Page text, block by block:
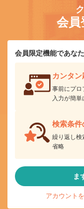
会員
会員限定機能であな
カンタン
事前にプロ
入力が簡単
検索条件
繰り返し検
省略
ま
アカウント